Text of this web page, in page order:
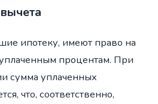
ипотеку, имеют право на
процентам. При
сумма уплаченных
что, соответственно,